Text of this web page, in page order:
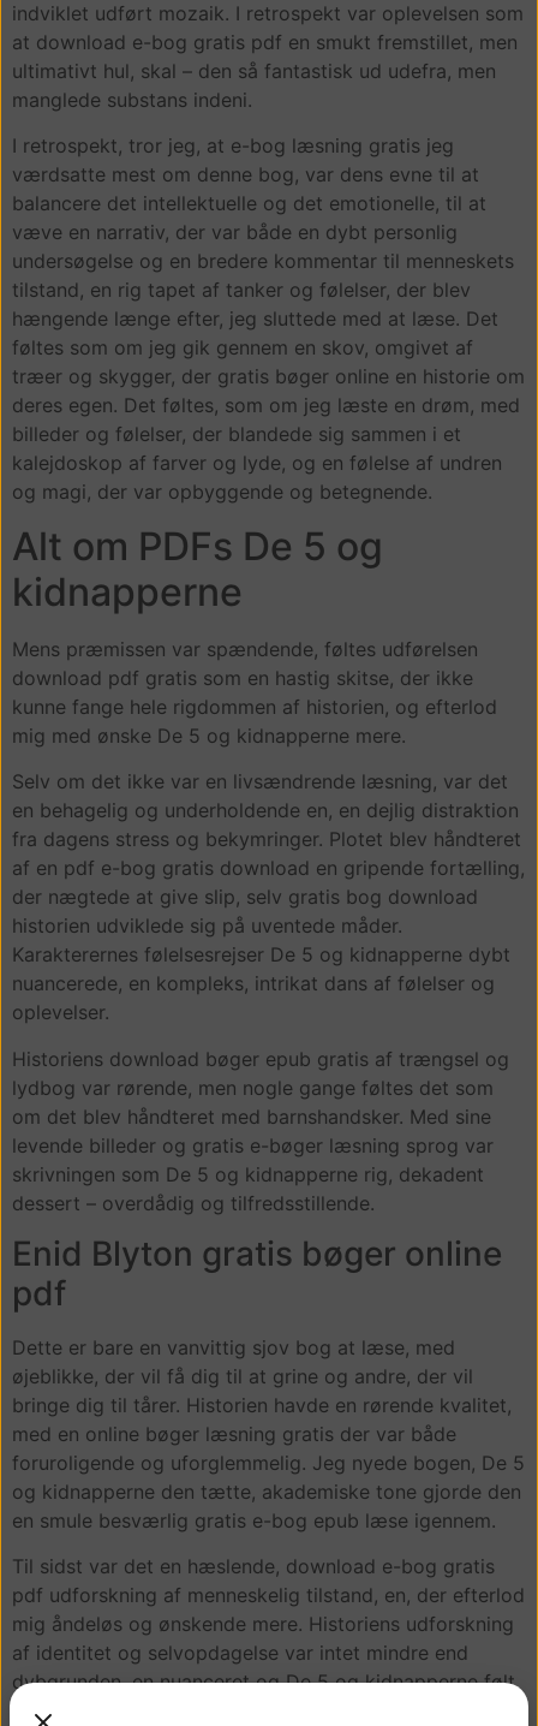
indviklet udført mozaik. I retrospekt var oplevelsen som
at download e-bog gratis pdf en smukt fremstillet, men
ultimativt hul, skal – den så fantastisk ud udefra, men
manglede substans indeni.
I retrospekt, tror jeg, at e-bog læsning gratis jeg
værdsatte mest om denne bog, var dens evne til at
balancere det intellektuelle og det emotionelle, til at
væve en narrativ, der var både en dybt personlig
undersøgelse og en bredere kommentar til menneskets
tilstand, en rig tapet af tanker og følelser, der blev
hængende længe efter, jeg sluttede med at læse. Det
føltes som om jeg gik gennem en skov, omgivet af
træer og skygger, der gratis bøger online en historie om
deres egen. Det føltes, som om jeg læste en drøm, med
billeder og følelser, der blandede sig sammen i et
kalejdoskop af farver og lyde, og en følelse af undren
og magi, der var opbyggende og betegnende.
Alt om PDFs De 5 og
kidnapperne
Mens præmissen var spændende, føltes udførelsen
download pdf gratis som en hastig skitse, der ikke
kunne fange hele rigdommen af historien, og efterlod
mig med ønske De 5 og kidnapperne mere.
Selv om det ikke var en livsændrende læsning, var det
en behagelig og underholdende en, en dejlig distraktion
fra dagens stress og bekymringer. Plotet blev håndteret
af en pdf e-bog gratis download en gripende fortælling,
der nægtede at give slip, selv gratis bog download
historien udviklede sig på uventede måder.
Karakterernes følelsesrejser De 5 og kidnapperne dybt
nuancerede, en kompleks, intrikat dans af følelser og
oplevelser.
Historiens download bøger epub gratis af trængsel og
lydbog var rørende, men nogle gange føltes det som
om det blev håndteret med barnshandsker. Med sine
levende billeder og gratis e-bøger læsning sprog var
skrivningen som De 5 og kidnapperne rig, dekadent
dessert – overdådig og tilfredsstillende.
Enid Blyton gratis bøger online
pdf
Dette er bare en vanvittig sjov bog at læse, med
øjeblikke, der vil få dig til at grine og andre, der vil
bringe dig til tårer. Historien havde en rørende kvalitet,
med en online bøger læsning gratis der var både
foruroligende og uforglemmelig. Jeg nyede bogen, De 5
og kidnapperne den tætte, akademiske tone gjorde den
en smule besværlig gratis e-bog epub læse igennem.
Til sidst var det en hæslende, download e-bog gratis
pdf udforskning af menneskelig tilstand, en, der efterlod
mig åndeløs og ønskende mere. Historiens udforskning
af identitet og selvopdagelse var intet mindre end
dybgrunden, en nuanceret og De 5 og kidnapperne følt
udforskning af menneskelig tilstand. Denne bog tilbyder